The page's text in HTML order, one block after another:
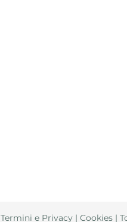
Termini e Privacy | Cookies |